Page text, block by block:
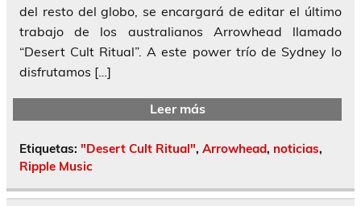
del resto del globo, se encargará de editar el último
trabajo de los australianos Arrowhead llamado
“Desert Cult Ritual”. A este power trío de Sydney lo
disfrutamos […]
Leer más
Etiquetas: "Desert Cult Ritual", Arrowhead, noticias,
Ripple Music